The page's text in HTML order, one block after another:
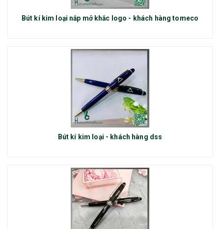
Bút kí kim loại nắp mở khắc logo - khách hàng tomeco
Bút kí kim loại - khách hàng dss